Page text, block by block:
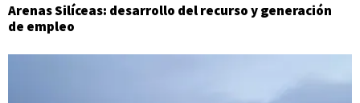
Arenas Silíceas: desarrollo del recurso y generación
de empleo